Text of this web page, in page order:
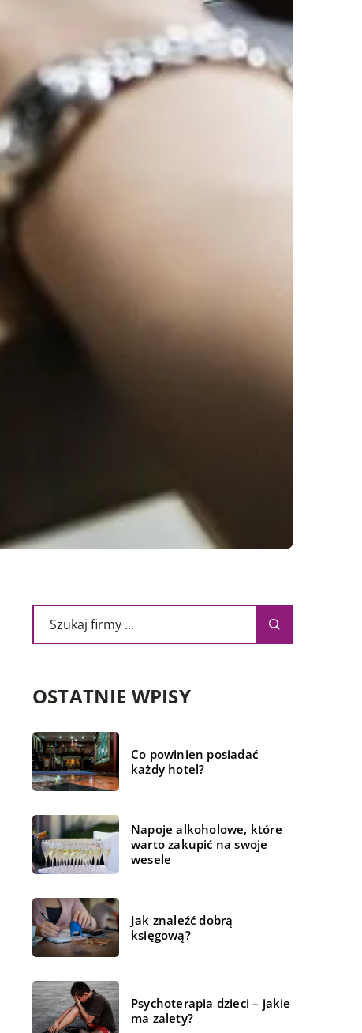
OSTATNIE WPISY
Co powinien posiadać
każdy hotel?
Napoje alkoholowe, które
warto zakupić na swoje
wesele
Jak znaleźć dobrą
księgową?
Psychoterapia dzieci – jakie
ma zalety?